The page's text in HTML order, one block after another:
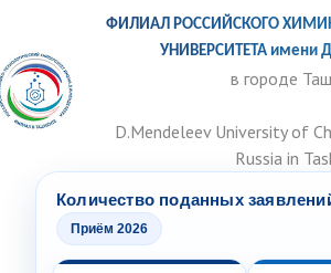
ФИЛИАЛ РОССИЙСКОГО
УНИВЕРСИТЕТА имени
в городе
D.Mendeleev University of
Russia in
Количество поданных
Приём 2026